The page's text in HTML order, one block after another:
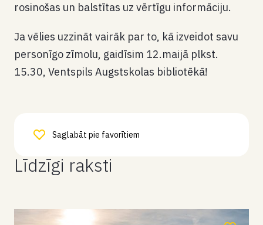
rosinošas un balstītas uz vērtīgu informāciju.
Ja vēlies uzzināt vairāk par to, kā izveidot savu
personīgo zīmolu, gaidīsim 12.maijā plkst.
15.30, Ventspils Augstskolas bibliotēkā!
Saglabāt pie favorītiem
Līdzīgi raksti